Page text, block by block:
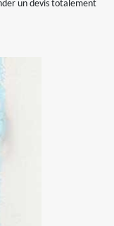
un devis totalement